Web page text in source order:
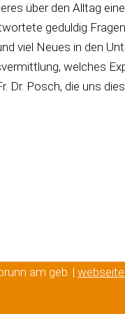
über den Alltag
geduldig
viel Neues in den
welches
Dr. Posch, die uns
am geb. |